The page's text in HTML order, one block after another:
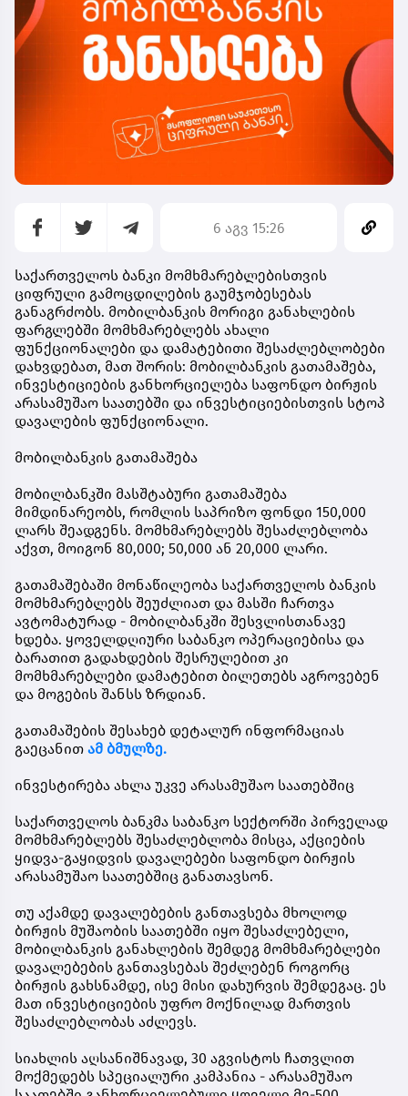
6 აგვ 15:26
საქართველოს ბანკი მომხმარებლებისთვის
ციფრული გამოცდილების გაუმჯობესებას
განაგრძობს. მობილბანკის მორიგი განახლების
ფარგლებში მომხმარებლებს ახალი
ფუნქციონალები და დამატებითი შესაძლებლობები
დახვდებათ, მათ შორის: მობილბანკის გათამაშება,
ინვესტიციების განხორციელება საფონდო ბირჟის
არასამუშაო საათებში და ინვესტიციებისთვის სტოპ
დავალების ფუნქციონალი.
მობილბანკის გათამაშება
მობილბანკში მასშტაბური გათამაშება
მიმდინარეობს, რომლის საპრიზო ფონდი 150,000
ლარს შეადგენს. მომხმარებლებს შესაძლებლობა
აქვთ, მოიგონ 80,000; 50,000 ან 20,000 ლარი.
გათამაშებაში მონაწილეობა საქართველოს ბანკის
მომხმარებლებს შეუძლიათ და მასში ჩართვა
ავტომატურად - მობილბანკში შესვლისთანავე
ხდება. ყოველდღიური საბანკო ოპერაციებისა და
ბარათით გადახდების შესრულებით კი
მომხმარებლები დამატებით ბილეთებს აგროვებენ
და მოგების შანსს ზრდიან.
გათამაშების შესახებ დეტალურ ინფორმაციას
გაეცანით ამ ბმულზე.
ინვესტირება ახლა უკვე არასამუშაო საათებშიც
საქართველოს ბანკმა საბანკო სექტორში პირველად
მომხმარებლებს შესაძლებლობა მისცა, აქციების
ყიდვა-გაყიდვის დავალებები საფონდო ბირჟის
არასამუშაო საათებშიც განათავსონ.
თუ აქამდე დავალებების განთავსება მხოლოდ
ბირჟის მუშაობის საათებში იყო შესაძლებელი,
მობილბანკის განახლების შემდეგ მომხმარებლები
დავალებების განთავსებას შეძლებენ როგორც
ბირჟის გახსნამდე, ისე მისი დახურვის შემდეგაც. ეს
მათ ინვესტიციების უფრო მოქნილად მართვის
შესაძლებლობას აძლევს.
სიახლის აღსანიშნავად, 30 აგვისტოს ჩათვლით
მოქმედებს სპეციალური კამპანია - არასამუშაო